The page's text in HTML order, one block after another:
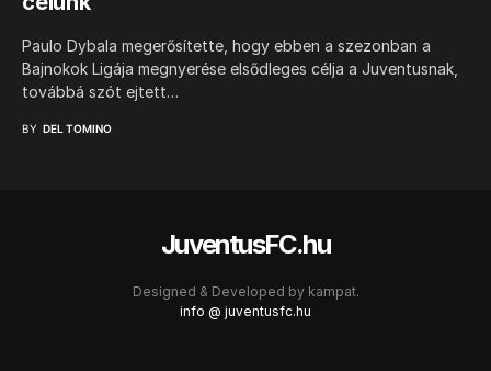
Paulo Dybala megerősítette, hogy ebben a szezonban a
Bajnokok Ligája megnyerése elsődleges célja a Juventusnak,
továbbá szót ejtett…
BY DEL TOMINO
JuventusFC.hu
Designed & Developed by kampat.
info @ juventusfc.hu